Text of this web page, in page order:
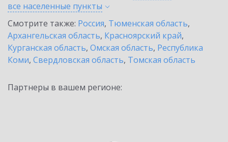
все населенные пункты
Смотрите также: Россия, Тюменская область,
Архангельская область, Красноярский край,
Курганская область, Омская область, Республика
Коми, Свердловская область, Томская область
Партнеры в вашем регионе: